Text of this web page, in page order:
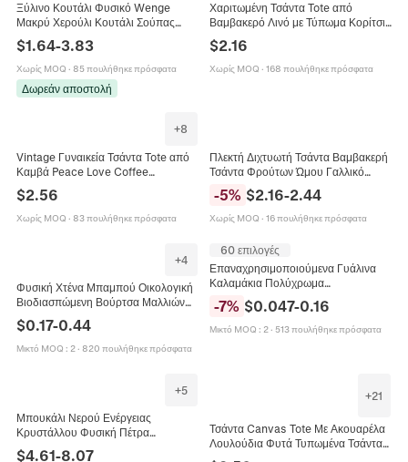
Ξύλινο Κουτάλι Φυσικό Wenge
Μακρύ Χερούλι Κουτάλι Σούπας
Αναδευτήρας Μέλι Καφέ Σκεύος
Κουζίνας Ανθεκτικό Στη Θερμότητα
Χειροποίητο Φιλικό Προς Το
Περιβάλλον
$1.64-3.83
Χωρίς MOQ · 85 πουλήθηκε πρόσφατα
Δωρεάν αποστολή
Χαριτωμένη Τσάντα Tote από
Βαμβακερό Λινό με Τύπωμα Κορίτσι
Μανιτάρι Αναδιπλούμενη Τσάντα
Ψωνίων Φιλική προς το Περιβάλλον
Τσάντα Χειρός για Γυναίκες
$2.16
Χωρίς MOQ · 168 πουλήθηκε πρόσφατα
+8
Vintage Γυναικεία Τσάντα Tote από
Καμβά Peace Love Coffee
Μεγάλης Χωρητικότητας Τσάντα
Ώμου Οικολογική
$2.56
Χωρίς MOQ · 83 πουλήθηκε πρόσφατα
Πλεκτή Διχτυωτή Τσάντα Βαμβακερή
Τσάντα Φρούτων Ώμου Γαλλικό
Χειρός
-5% $2.16-2.44
Χωρίς MOQ · 16 πουλήθηκε πρόσφατα
+4
Φυσική Χτένα Μπαμπού Οικολογική
Βιοδιασπώμενη Βούρτσα Μαλλιών
Για Ταξίδια Ξενοδοχείο Μίας Χρήσης
Λεπτά Δόντια Φορητή
$0.17-0.44
Μικτό MOQ : 2· 820 πουλήθηκε πρόσφατα
60 επιλογές
Επαναχρησιμοποιούμενα Γυάλινα
Καλαμάκια Πολύχρωμα
Θερμότητα Ίσια Λυγισμένα
Οικολογικά
-7% $0.047-0.16
Μικτό MOQ : 2· 513 πουλήθηκε πρόσφατα
+5
Μπουκάλι Νερού Ενέργειας
Κρυστάλλου Φυσική Πέτρα
Βοριοπυριτικό Γυαλί Με Καπάκι
$4.61-8.07
+21
Τσάντα Canvas Tote Με Ακουαρέλα
Λουλούδια Φυτά Τυπωμένα Τσάντα
Ώμου Επαναχρησιμοποιήσιμη